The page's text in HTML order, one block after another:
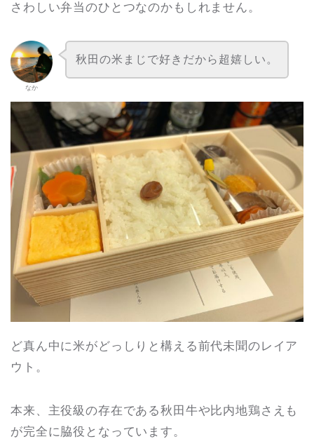
さわしい弁当のひとつなのかもしれません。
なか
秋田の米まじで好きだから超嬉しい。
ど真ん中に米がどっしりと構える前代未聞のレイア
ウト。
本来、主役級の存在である秋田牛や比内地鶏さえも
が完全に脇役となっています。